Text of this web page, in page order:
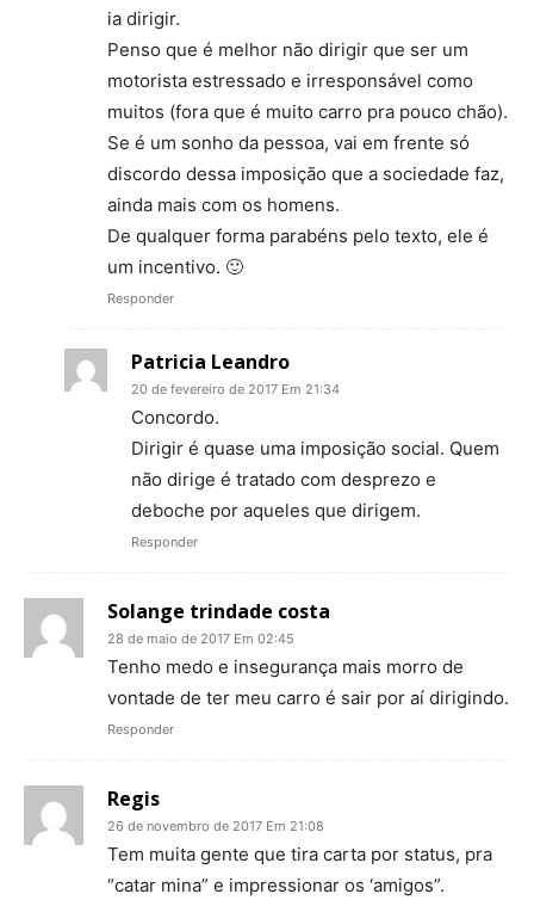
ia dirigir.
Penso que é melhor não dirigir que ser um
motorista estressado e irresponsável como
muitos (fora que é muito carro pra pouco chão).
Se é um sonho da pessoa, vai em frente só
discordo dessa imposição que a sociedade faz,
ainda mais com os homens.
De qualquer forma parabéns pelo texto, ele é
um incentivo. 🙂
Responder
Patricia Leandro
20 de fevereiro de 2017 Em 21:34
Concordo.
Dirigir é quase uma imposição social. Quem
não dirige é tratado com desprezo e
deboche por aqueles que dirigem.
Responder
Solange trindade costa
28 de maio de 2017 Em 02:45
Tenho medo e insegurança mais morro de
vontade de ter meu carro é sair por aí dirigindo.
Responder
Regis
26 de novembro de 2017 Em 21:08
Tem muita gente que tira carta por status, pra
“catar mina” e impressionar os ‘amigos”.